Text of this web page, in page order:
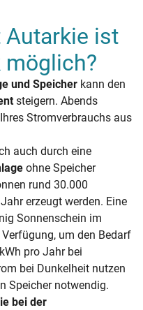
Autarkie ist
möglich?
und Speicher kann den
steigern. Abends
Stromverbrauchs aus
auch durch eine
ohne Speicher
rund 30.000
erzeugt werden. Eine
Sonnenschein im
um den Bedarf
pro Jahr bei
bei Dunkelheit nutzen
Speicher notwendig.
bei der